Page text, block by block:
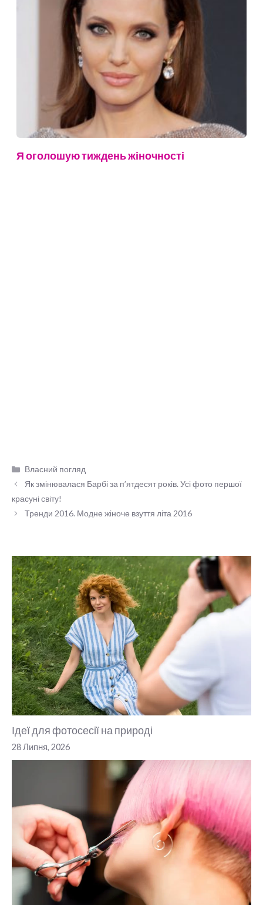
Я оголошую тиждень жіночності
Категорії
Власний погляд
Як змінювалася Барбі за п’ятдесят років. Усі фото першої
красуні світу!
Тренди 2016. Модне жіноче взуття літа 2016
Ідеї для фотосесії на природі
28 Липня, 2026